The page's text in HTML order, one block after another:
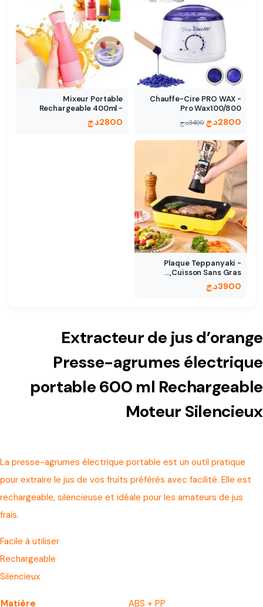
Chauffe-Cire PRO WAX -
Pro Wax100/800
2800د.ج 3400د.ج
Mixeur Portable
Rechargeable 400ml -
Design…
2800د.ج
Plaque Teppanyaki -
Cuisson Sans Gras,…
3900د.ج
Extracteur de jus d’orange
Presse-agrumes électrique
portable 600 ml Rechargeable
Moteur Silencieux
La presse-agrumes électrique portable est un outil pratique
pour extraire le jus de vos fruits préférés avec facilité. Elle est
rechargeable, silencieuse et idéale pour les amateurs de jus
frais.
Facile à utiliser
Rechargeable
Silencieux
Matière ABS + PP